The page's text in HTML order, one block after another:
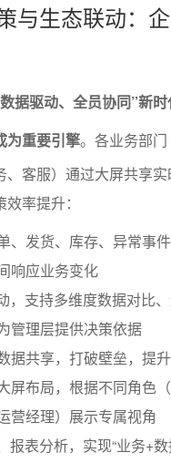
与生态联动：
据驱动、全员协同”新
为重要引擎。各业务部
、客服）通过大屏共享
率提升：
、发货、库存、异常事
响应业务变化
，支持多维度数据对比、
管理层提供决策依据
据共享，打破壁垒，提
屏布局，根据不同角色（
营经理）展示专属视角
报表分析，实现“业务+